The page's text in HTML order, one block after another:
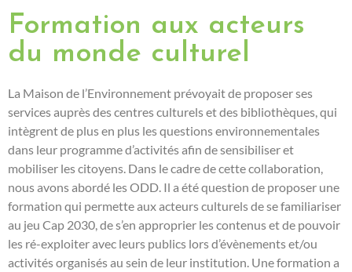
Formation aux acteurs
du monde culturel
L a Maison de l’Environnement prévoyait de proposer ses
services auprès des centres culturels et des bibliothèques, qui
intègrent de plus en plus les questions environnementales
dans leur programme d’activités afin de sensibiliser et
mobiliser les citoyens. Dans le cadre de cette collaboration,
nous avons abordé les ODD Il a été question de proposer une
formation qui permette aux acteurs culturels de se familiariser
au jeu Cap 2030 , de s’en approprier les contenus et de pouvoir
les ré-exploiteravec leurs publics lors d’évènements et/ou
activités organisés au sein de leur institution. Une formation a